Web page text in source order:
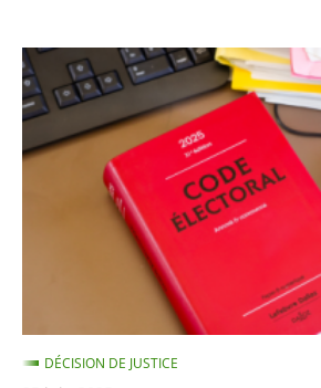
des
étrangers
en
situation
Le
Conseil
d’État
confirme
Nicolas
BayDÉCISION DE JUSTICE